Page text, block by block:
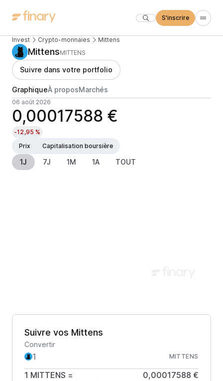
S'inscrire
Invest Crypto-monnaies Mittens
MittensMITTENS
Suivre dans votre portfolio
GraphiqueÀ proposMarchés
06 août 2026
0,00017588 €
-12,95 %
Prix
Capitalisation boursière
1J 7J 1M 1A TOUT
Suivre vos Mittens
Convertir
MITTENS
1 MITTENS = 0,00017588 €